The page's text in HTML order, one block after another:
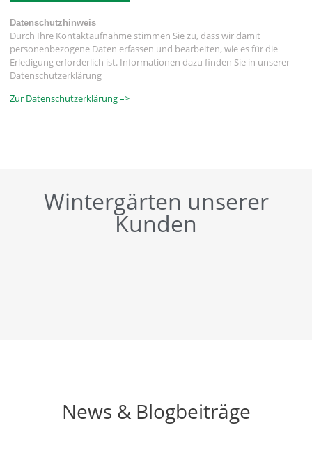
Datenschutzhinweis
Durch Ihre Kontaktaufnahme stimmen Sie zu, dass wir damit
personenbezogene Daten erfassen und bearbeiten, wie es für die
Erledigung erforderlich ist. Informationen dazu finden Sie in unserer
Datenschutzerklärung
Zur Datenschutzerklärung –>
Wintergärten unserer
Kunden
News & Blogbeiträge